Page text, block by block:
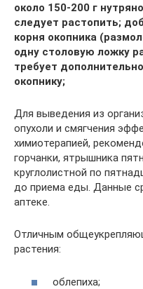
около 150-200 г
следует растопить;
корня окопника
одну столовую ложку
требует
окопнику;
Для выведения из
опухоли и смягчения
химиотерапией,
горчанки, ятрышника
круглолистной по
до приема еды. Данные
аптеке.
Отличным
растения:
облепиха;